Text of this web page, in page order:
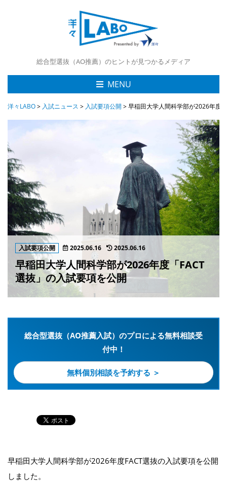
総合型選抜（AO推薦）のヒントが見つかるメディア
MENU
洋々LABO> 入試ニュース > 入試要項公開 >早稲田大学人間科学部が2026年度
入試要項公開 2025.06.16 2025.06.16
早稲田大学人間科学部が2026年度「FACT
選抜」の入試要項を公開
総合型選抜（AO推薦入試）のプロによる無料相談受
付中！
無料個別相談を予約する ＞
早稲田大学人間科学部が2026年度FACT選抜の入試要項を公開
しました。